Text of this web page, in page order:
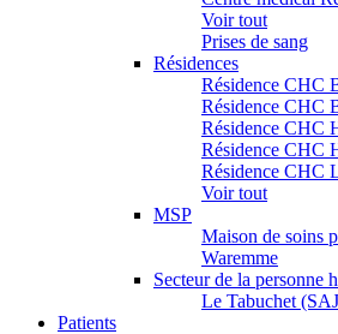
Voir tout
Prises de sang
Résidences
Résidence CHC
Résidence CHC
Résidence CHC
Résidence CHC
Résidence CHC
Voir tout
MSP
Maison de soins
Waremme
Secteur de la personne
Le Tabuchet
Patients